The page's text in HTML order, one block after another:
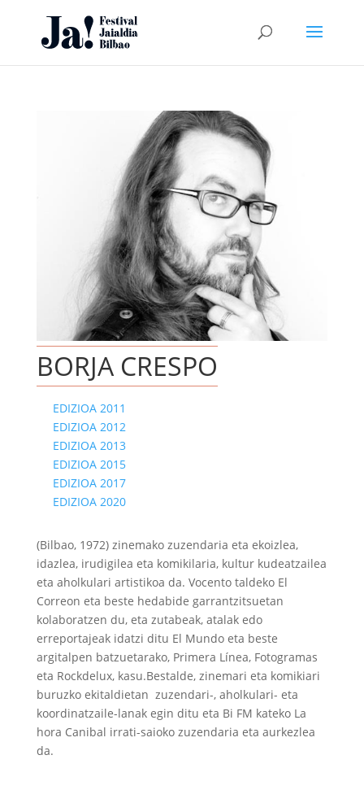
BORJA CRESPO
EDIZIOA 2011
EDIZIOA 2012
EDIZIOA 2013
EDIZIOA 2015
EDIZIOA 2017
EDIZIOA 2020
(Bilbao, 1972) zinemako zuzendaria eta ekoizlea,
idazlea, irudigilea eta komikilaria, kultur kudeatzailea
eta aholkulari artistikoa da. Vocento taldeko El
Correon eta beste hedabide garrantzitsuetan
kolaboratzen du, eta zutabeak, atalak edo
erreportajeak idatzi ditu El Mundo eta beste
argitalpen batzuetarako, Primera Línea, Fotogramas
eta Rockdelux, kasu.Bestalde, zinemari eta komikiari
buruzko ekitaldietan zuzendari-, aholkulari- eta
koordinatzaile-lanak egin ditu eta Bi FM kateko La
hora Canibal irrati-saioko zuzendaria eta aurkezlea
da.